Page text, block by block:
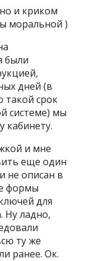
и криком
моральной )
были
дней (в
такой срок
системе) мы
кабинету.
и мне
еще один
не описан в
формы
для
Ну ладно,
ту же
ранее. Ок.